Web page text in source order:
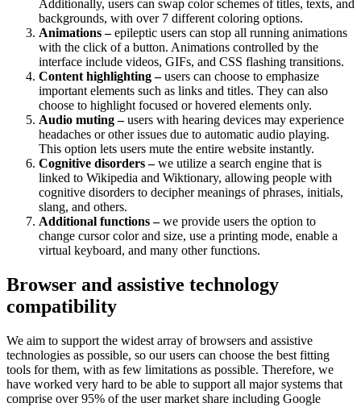
Additionally, users can swap color schemes of titles, texts, and
backgrounds, with over 7 different coloring options.
Animations –epileptic users can stop all running animations
with the click of a button. Animations controlled by the
interface include videos, GIFs, and CSS flashing transitions.
Content highlighting –users can choose to emphasize
important elements such as links and titles. They can also
choose to highlight focused or hovered elements only.
Audio muting –users with hearing devices may experience
headaches or other issues due to automatic audio playing.
This option lets users mute the entire website instantly.
Cognitive disorders –we utilize a search engine that is
linked to Wikipedia and Wiktionary, allowing people with
cognitive disorders to decipher meanings of phrases, initials,
slang, and others.
Additional functions –we provide users the option to
change cursor color and size, use a printing mode, enable a
virtual keyboard, and many other functions.
Browser and assistive technology
compatibility
We aim to support the widest array of browsers and assistive
technologies as possible, so our users can choose the best fitting
tools for them, with as few limitations as possible. Therefore, we
have worked very hard to be able to support all major systems that
comprise over 95% of the user market share including Google